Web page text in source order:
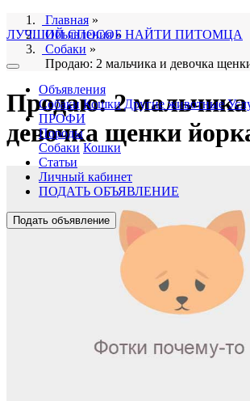
ЛУЧШИЙ СПОСОБ НАЙТИ ПИТОМЦА
Объявления
Собаки Кошки Другие животные
ПРОФИ
Породы
Собаки Кошки
Статьи
Личный кабинет
ПОДАТЬ ОБЪЯВЛЕНИЕ
Подать объявление
Главная »
Объявления»
Собаки »
Продаю: 2 мальчика и девочка
Продаю: 2
девочка щенки